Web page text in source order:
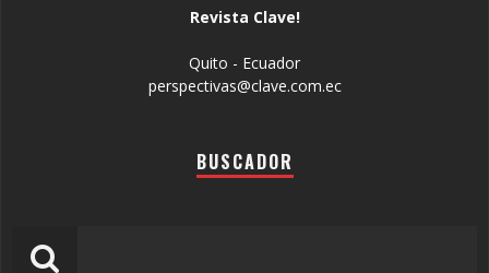
Revista Clave!
Quito - Ecuador
perspectivas@clave.com.ec
BUSCADOR